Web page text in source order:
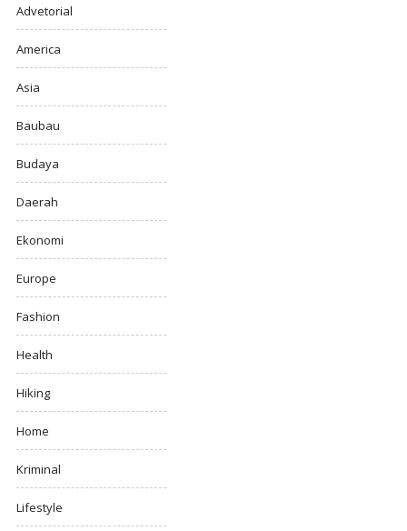
Advetorial
America
Asia
Baubau
Budaya
Daerah
Ekonomi
Europe
Fashion
Health
Hiking
Home
Kriminal
Lifestyle